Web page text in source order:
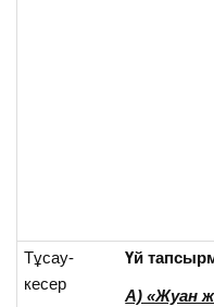
Тұсау-
кесер
Үй
А) «Жуан